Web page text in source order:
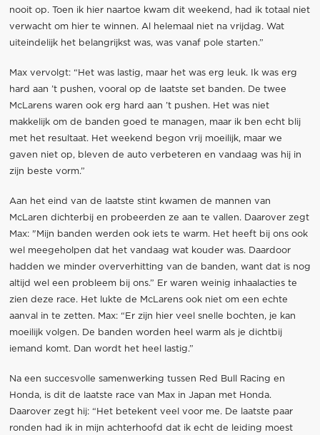
nooit op. Toen ik hier naartoe kwam dit weekend, had ik totaal niet
verwacht om hier te winnen. Al helemaal niet na vrijdag. Wat
uiteindelijk het belangrijkst was, was vanaf pole starten.”
Max vervolgt: “Het was lastig, maar het was erg leuk. Ik was erg
hard aan ’t pushen, vooral op de laatste set banden. De twee
McLarens waren ook erg hard aan ’t pushen. Het was niet
makkelijk om de banden goed te managen, maar ik ben echt blij
met het resultaat. Het weekend begon vrij moeilijk, maar we
gaven niet op, bleven de auto verbeteren en vandaag was hij in
zijn beste vorm.”
Aan het eind van de laatste stint kwamen de mannen van
McLaren dichterbij en probeerden ze aan te vallen. Daarover zegt
Max: "Mijn banden werden ook iets te warm. Het heeft bij ons ook
wel meegeholpen dat het vandaag wat kouder was. Daardoor
hadden we minder oververhitting van de banden, want dat is nog
altijd wel een probleem bij ons.” Er waren weinig inhaalacties te
zien deze race. Het lukte de McLarens ook niet om een echte
aanval in te zetten. Max: “Er zijn hier veel snelle bochten, je kan
moeilijk volgen. De banden worden heel warm als je dichtbij
iemand komt. Dan wordt het heel lastig.”
Na een succesvolle samenwerking tussen Red Bull Racing en
Honda, is dit de laatste race van Max in Japan met Honda.
Daarover zegt hij: “Het betekent veel voor me. De laatste paar
ronden had ik in mijn achterhoofd dat ik echt de leiding moest